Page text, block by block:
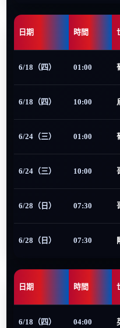
日期 時間
6/18（四） 01:00
6/18（四） 10:00
6/24（三） 01:00
6/24（三） 10:00
6/28（日） 07:30
6/28（日） 07:30
日期 時間
6/18（四） 04:00